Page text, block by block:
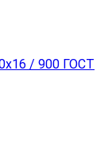
/ 900 ГОСТ